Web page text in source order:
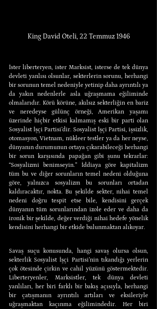
King David Oteli, 22 Temmuz 1946
İster liberteryen, ister Marksist, isterse de tek dünya
devleti yanlısı olsunlar, sekterlerin sorunu, herhangi
bir sorunun temel nedeniyle yetinip daha ayrıntılı ya
da yakın nedenlerle asla uğraşmama eğiliminde
olmalarıdır. Körü körüne, akılsız sekterliğin en bariz
ve neredeyse gülünç örneği, Amerikan yaşamı
üzerinde hiçbir etkisi kalmamış eski bir parti olan
Sosyalist İşçi Partisi’dir. Sosyalist İşçi Partisi, işsizlik,
otomasyon, Vietnam, nükleer testler ya da her neyse,
dünyanın durumunun ortaya çıkarabileceği herhangi
bir sorun karşısında papağan gibi şunu tekrarlar:
“Sosyalizmi benimseyin.” İddiaya göre kapitalizm
tüm bu ve diğer sorunların temel nedeni olduğuna
göre, yalnızca sosyalizm bu sorunları ortadan
kaldıracaktır, nokta. Bu şekilde sekter, nihai temel
nedeni doğru tespit etse bile, kendisini gerçek
dünyanın tüm sorunlarından izole eder ve daha da
ironik bir şekilde, değer verdiği nihai hedefe yönelik
kendisini herhangi bir etkide bulunmaktan alıkoyar.
Savaş suçu konusunda, hangi savaş olursa olsun,
sekterlik Sosyalist İşçi Partisi’nin tıkandığı yerlerin
çok ötesinde çirkin ve cahil yüzünü göstermektedir.
Liberteryenler, Marksistler, tek dünya devleti
yanlıları, her biri farklı bir bakış açısıyla, herhangi
bir çatışmanın ayrıntılı artıları ve eksileriyle
uğraşmaktan kaçınma eğilimindedir. Her biri